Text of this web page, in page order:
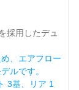
採用したデュ
、エアフロー
ルです。
3基、リア 1